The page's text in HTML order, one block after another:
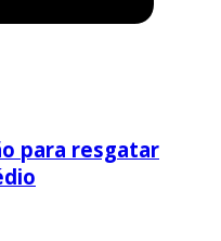
para resgatar